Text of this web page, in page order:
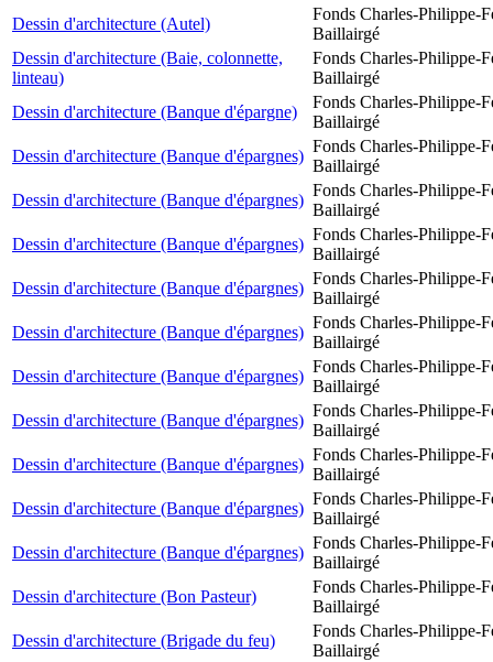
Dessin d'architecture (Autel)
Fonds Charles-Philippe-
Baillairgé
Dessin d'architecture (Baie, colonnette,
linteau)
Fonds Charles-Philippe-
Baillairgé
Dessin d'architecture (Banque d'épargne)
Fonds Charles-Philippe-
Baillairgé
Dessin d'architecture (Banque d'épargnes)
Fonds Charles-Philippe-
Baillairgé
Dessin d'architecture (Banque d'épargnes)
Fonds Charles-Philippe-
Baillairgé
Dessin d'architecture (Banque d'épargnes)
Fonds Charles-Philippe-
Baillairgé
Dessin d'architecture (Banque d'épargnes)
Fonds Charles-Philippe-
Baillairgé
Dessin d'architecture (Banque d'épargnes)
Fonds Charles-Philippe-
Baillairgé
Dessin d'architecture (Banque d'épargnes)
Fonds Charles-Philippe-
Baillairgé
Dessin d'architecture (Banque d'épargnes)
Fonds Charles-Philippe-
Baillairgé
Dessin d'architecture (Banque d'épargnes)
Fonds Charles-Philippe-
Baillairgé
Dessin d'architecture (Banque d'épargnes)
Fonds Charles-Philippe-
Baillairgé
Dessin d'architecture (Banque d'épargnes)
Fonds Charles-Philippe-
Baillairgé
Dessin d'architecture (Bon Pasteur)
Fonds Charles-Philippe-
Baillairgé
Dessin d'architecture (Brigade du feu)
Fonds Charles-Philippe-
Baillairgé